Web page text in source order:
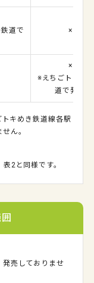
道で
×
×
※えちごトキめ
道で発売
キめき鉄道線各駅
ん。
2と同様です。
売しておりませ